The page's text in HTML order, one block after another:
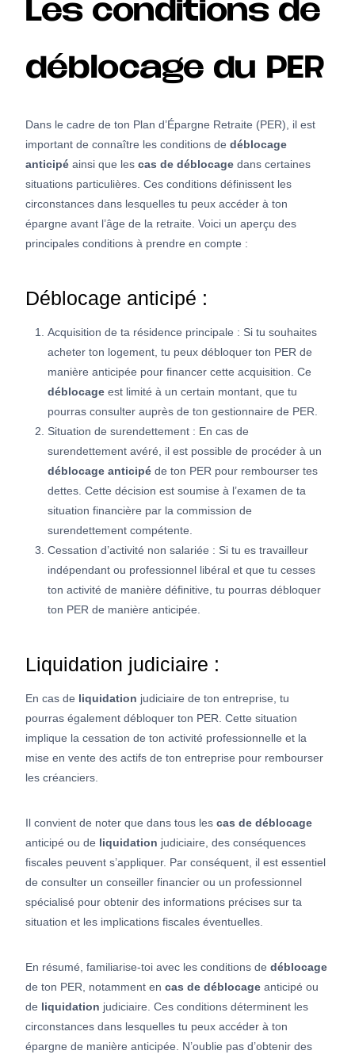
Les conditions de
déblocage du PER
Dans le cadre de ton Plan d’Épargne Retraite (PER), il est
important de connaître les conditions de déblocage
anticipé ainsi que les cas de déblocage dans certaines
situations particulières. Ces conditions définissent les
circonstances dans lesquelles tu peux accéder à ton
épargne avant l’âge de la retraite. Voici un aperçu des
principales conditions à prendre en compte :
Déblocage anticipé :
Acquisition de ta résidence principale : Si tu souhaites
acheter ton logement, tu peux débloquer ton PER de
manière anticipée pour financer cette acquisition. Ce
déblocage est limité à un certain montant, que tu
pourras consulter auprès de ton gestionnaire de PER.
Situation de surendettement : En cas de
surendettement avéré, il est possible de procéder à un
déblocage anticipé de ton PER pour rembourser tes
dettes. Cette décision est soumise à l’examen de ta
situation financière par la commission de
surendettement compétente.
Cessation d’activité non salariée : Si tu es travailleur
indépendant ou professionnel libéral et que tu cesses
ton activité de manière définitive, tu pourras débloquer
ton PER de manière anticipée.
Liquidation judiciaire :
En cas de liquidation judiciaire de ton entreprise, tu
pourras également débloquer ton PER. Cette situation
implique la cessation de ton activité professionnelle et la
mise en vente des actifs de ton entreprise pour rembourser
les créanciers.
Il convient de noter que dans tous les cas de déblocage
anticipé ou de liquidation judiciaire, des conséquences
fiscales peuvent s’appliquer. Par conséquent, il est essentiel
de consulter un conseiller financier ou un professionnel
spécialisé pour obtenir des informations précises sur ta
situation et les implications fiscales éventuelles.
En résumé, familiarise-toi avec les conditions de déblocage
de ton PER, notamment en cas de déblocage anticipé ou
de liquidation judiciaire. Ces conditions déterminent les
circonstances dans lesquelles tu peux accéder à ton
épargne de manière anticipée. N’oublie pas d’obtenir des